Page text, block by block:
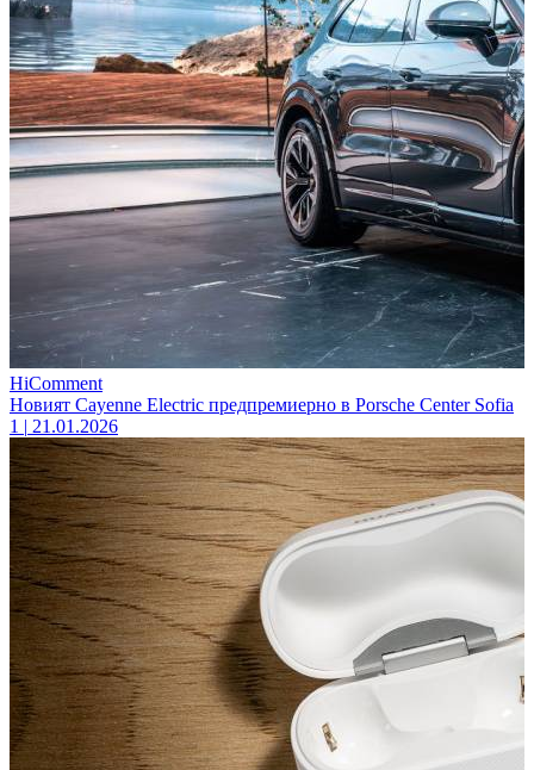
HiComment
Новият Cayenne Electric предпремиерно в Porsche Center Sofia
1 | 21.01.2026